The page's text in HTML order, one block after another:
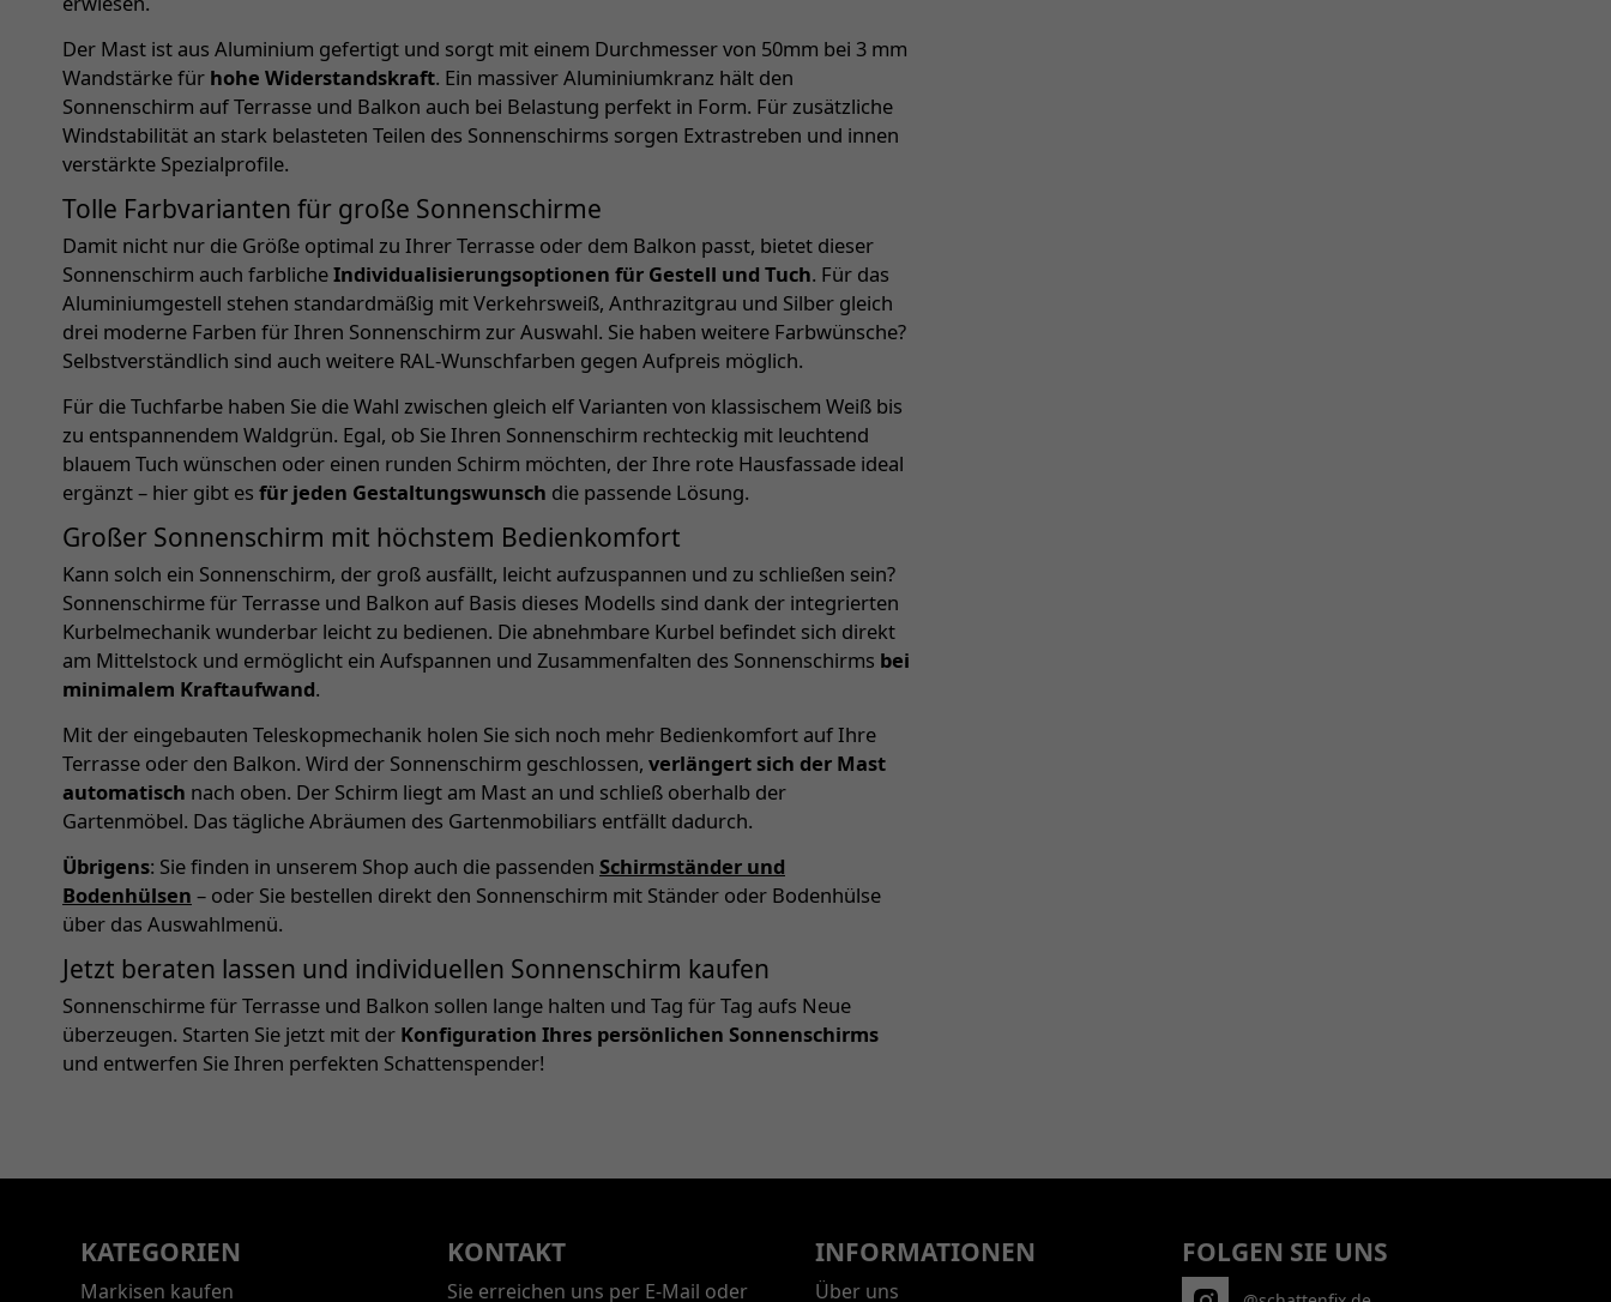
Der Mast ist aus Aluminium gefertigt und sorgt mit einem Durchmesser von 50mm bei 3 mm
Wandstärke für hohe Widerstandskraft. Ein massiver Aluminiumkranz hält den
Sonnenschirm auf Terrasse und Balkon auch bei Belastung perfekt in Form. Für zusätzliche
Windstabilität an stark belasteten Teilen des Sonnenschirms sorgen Extrastreben und innen
verstärkte Spezialprofile.
Tolle Farbvarianten für große Sonnenschirme
Damit nicht nur die Größe optimal zu Ihrer Terrasse oder dem Balkon passt, bietet dieser
Sonnenschirm auch farblicheIndividualisierungsoptionen für Gestell und Tuch. Für das
Aluminiumgestell stehen standardmäßig mit Verkehrsweiß, Anthrazitgrau und Silber gleich
drei moderne Farben für Ihren Sonnenschirm zur Auswahl. Sie haben weitere Farbwünsche?
Selbstverständlich sind auch weitere RAL-Wunschfarben gegen Aufpreis möglich.
Für die Tuchfarbe haben Sie die Wahl zwischen gleich elf Varianten von klassischem Weiß bis
zu entspannendem Waldgrün. Egal, ob Sie Ihren Sonnenschirm rechteckig mit leuchtend
blauem Tuch wünschen oder einen runden Schirm möchten, der Ihre rote Hausfassade ideal
ergänzt – hier gibt es für jeden Gestaltungswunsch die passende Lösung.
Großer Sonnenschirm mit höchstem Bedienkomfort
Kann solch ein Sonnenschirm, der groß ausfällt, leicht aufzuspannen und zu schließen sein?
Sonnenschirme für Terrasse und Balkon auf Basis dieses Modells sind dank der integrierten
Kurbelmechanik wunderbar leicht zu bedienen. Die abnehmbare Kurbel befindet sich direkt
am Mittelstock und ermöglicht ein Aufspannen und Zusammenfalten des Sonnenschirms bei
minimalem Kraftaufwand.
Mit der eingebauten Teleskopmechanik holen Sie sich noch mehr Bedienkomfort auf Ihre
Terrasse oder den Balkon. Wird der Sonnenschirm geschlossen, verlängert sich der Mast
automatisch nach oben. Der Schirm liegt am Mast an und schließ oberhalb der
Gartenmöbel. Das tägliche Abräumen des Gartenmobiliars entfällt dadurch.
Übrigens: Sie finden in unserem Shop auch die passenden Schirmständer und
Bodenhülsen – oder Sie bestellen direkt den Sonnenschirm mit Ständer oder Bodenhülse
über das Auswahlmenü.
Jetzt beraten lassen und individuellen Sonnenschirm kaufen
Sonnenschirme für Terrasse und Balkon sollen lange halten und Tag für Tag aufs Neue
überzeugen. Starten Sie jetzt mit der Konfiguration Ihres persönlichen Sonnenschirms
und entwerfen Sie Ihren perfekten Schattenspender!
KATEGORIEN
Markisen kaufen
KONTAKT
Sie erreichen uns per E-Mail oder
INFORMATIONEN
Über uns
FOLGEN SIE UNS